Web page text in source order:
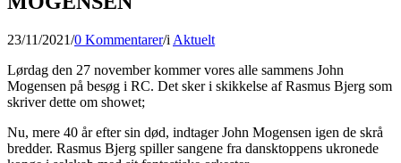
23/11/2021/0 Kommentarer/i Aktuelt
Lørdag den 27 november kommer vores alle sammens John
Mogensen på besøg i RC. Det sker i skikkelse af Rasmus Bjerg som
skriver dette om showet;
Nu, mere 40 år efter sin død, indtager John Mogensen igen de skrå
bredder. Rasmus Bjerg spiller sangene fra dansktoppens ukronede